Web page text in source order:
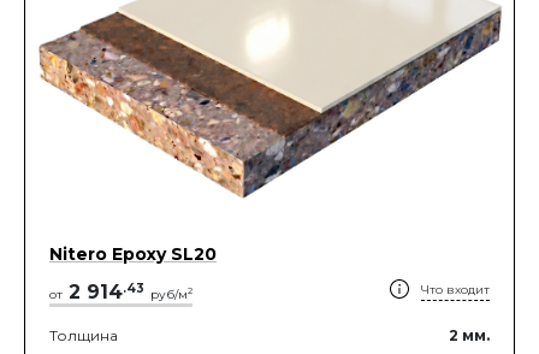
Nitero Epoxy SL20
от 2 914.43 руб/м2 Что входит
Толщина 2 мм.